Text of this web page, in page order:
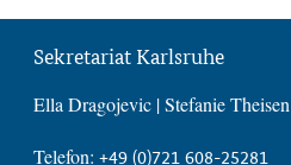
Sekretariat Karlsruhe
Ella Dragojevic | Stefanie Theisen
Telefon: +49 (0)721 608-25281